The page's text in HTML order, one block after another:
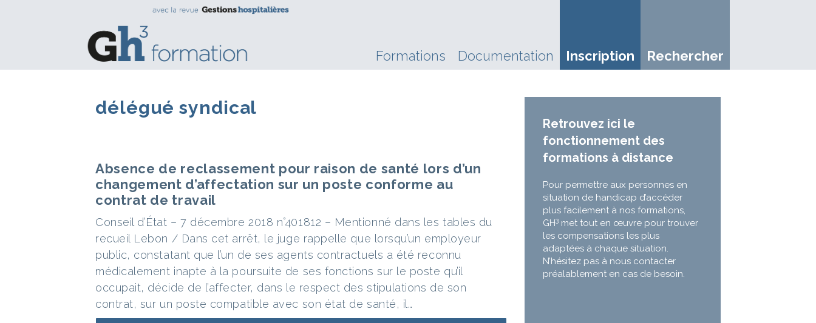
Formations Documentation Inscription Rechercher
délégué syndical
Absence de reclassement pour raison de santé lors d’un
changement d’affectation sur un poste conforme au
contrat de travail
Conseil d’État – 7 décembre 2018 n°401812 – Mentionné dans les tables du
recueil Lebon / Dans cet arrêt, le juge rappelle que lorsqu’un employeur
public, constatant que l’un de ses agents contractuels a été reconnu
médicalement inapte à la poursuite de ses fonctions sur le poste qu’il
occupait, décide de l’affecter, dans le respect des stipulations de son
contrat, sur un poste compatible avec son état de santé, il…
Retrouvez ici le
fonctionnement des
formations à distance
Pour permettre aux personnes en
situation de handicap d’accéder
plus facilement à nos formations,
GH3met tout en œuvre pour trouver
les compensations les plus
adaptées à chaque situation.
N’hésitez pas à nous contacter
préalablement en cas de besoin.